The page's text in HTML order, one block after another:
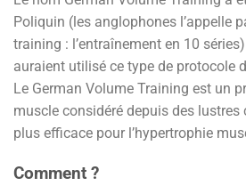
Poliquin (les anglophones l’appelle
training : l’entraînement en 10
auraient utilisé ce type de protocole
Le German Volume Training est un
muscle considéré depuis des
plus efficace pour l’hypertrophie
Comment ?